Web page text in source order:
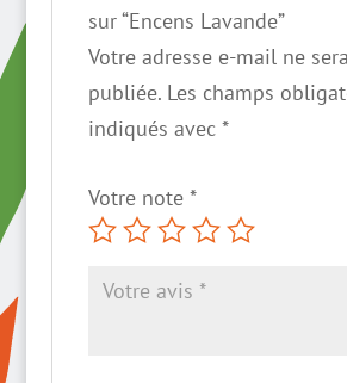
sur “Encens Lavande”
Votre adresse e-mail ne
publiée. Les champs
indiqués avec *
Votre note *